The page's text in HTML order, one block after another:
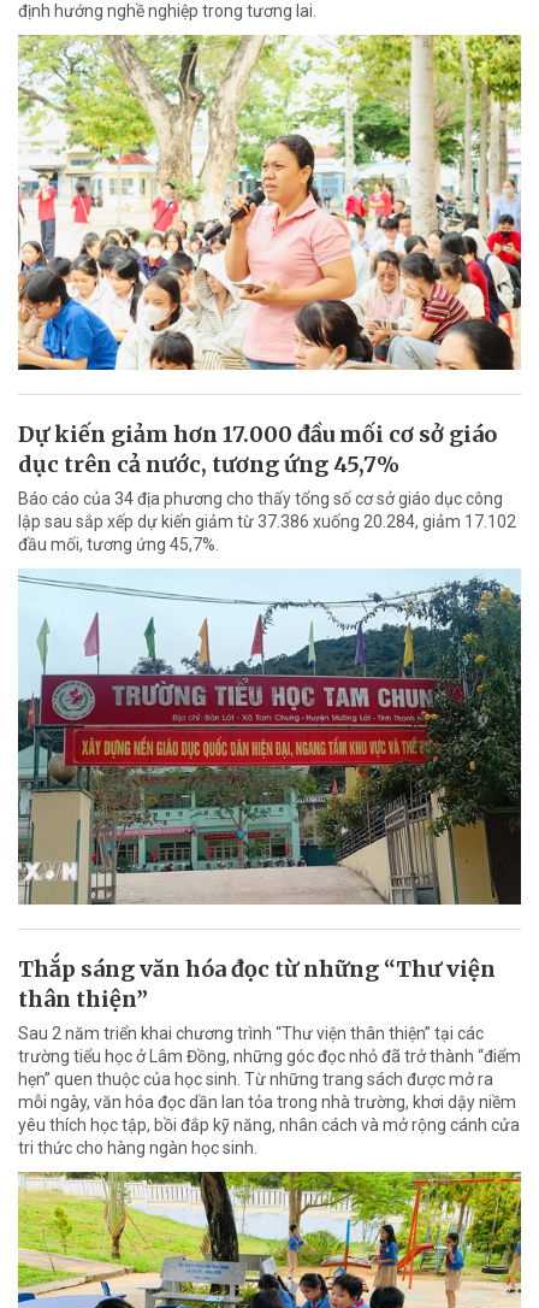
định hướng nghề nghiệp trong tương lai.
Dự kiến giảm hơn 17.000 đầu mối cơ sở giáo
dục trên cả nước, tương ứng 45,7%
Báo cáo của 34 địa phương cho thấy tổng số cơ sở giáo dục công
lập sau sắp xếp dự kiến giảm từ 37.386 xuống 20.284, giảm 17.102
đầu mối, tương ứng 45,7%.
Thắp sáng văn hóa đọc từ những “Thư viện
thân thiện”
Sau 2 năm triển khai chương trình “Thư viện thân thiện” tại các
trường tiểu học ở Lâm Đồng, những góc đọc nhỏ đã trở thành “điểm
hẹn” quen thuộc của học sinh. Từ những trang sách được mở ra
mỗi ngày, văn hóa đọc dần lan tỏa trong nhà trường, khơi dậy niềm
yêu thích học tập, bồi đắp kỹ năng, nhân cách và mở rộng cánh cửa
tri thức cho hàng ngàn học sinh.